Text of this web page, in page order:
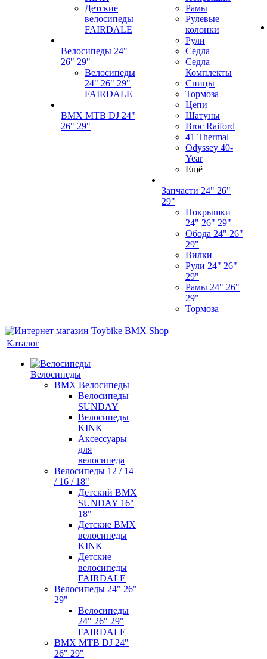
Детские
велосипеды
FAIRDALE
Велосипеды 24"
26" 29"
Велосипеды
24" 26" 29"
FAIRDALE
BMX MTB DJ 24"
26" 29"
Рамы
Рулевые
колонки
Рули
Седла
Седла
Комплекты
Спицы
Тормоза
Цепи
Шатуны
Broc Raiford
41 Thermal
Odyssey 40-
Year
Ещё
Запчасти 24" 26"
29"
Покрышки
24" 26" 29"
Обода 24" 26"
29"
Вилки
Рули 24" 26"
29"
Рамы 24" 26"
29"
Тормоза
Каталог
Велосипеды
BMX Велосипеды
Велосипеды
SUNDAY
Велосипеды
KINK
Аксессуары
для
велосипеда
Велосипеды 12 / 14
/ 16 / 18"
Детский BMX
SUNDAY 16"
18"
Детские BMX
велосипеды
KINK
Детские
велосипеды
FAIRDALE
Велосипеды 24" 26"
29"
Велосипеды
24" 26" 29"
FAIRDALE
BMX MTB DJ 24"
26" 29"